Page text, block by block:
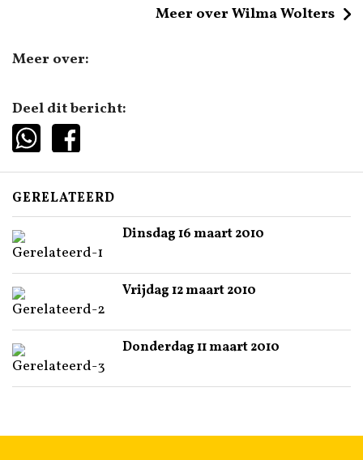
Meer over Wilma Wolters
Meer over:
Deel dit bericht:
GERELATEERD
Dinsdag 16 maart 2010
Vrijdag 12 maart 2010
Donderdag 11 maart 2010